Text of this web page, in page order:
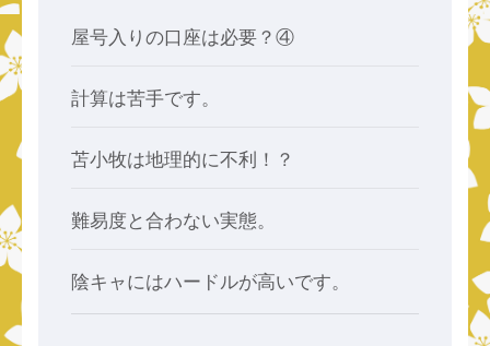
屋号入りの口座は必要？④
計算は苦手です。
苫小牧は地理的に不利！？
難易度と合わない実態。
陰キャにはハードルが高いです。